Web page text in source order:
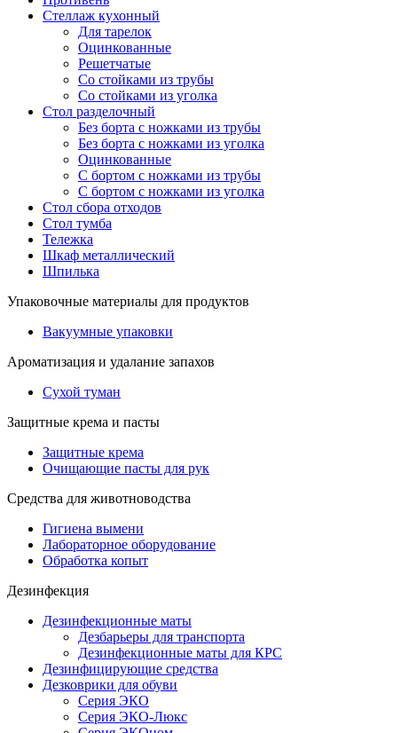
Стеллаж кухонный
Для тарелок
Оцинкованные
Решетчатые
Со стойками из трубы
Со стойками из уголка
Стол разделочный
Без борта с ножками из трубы
Без борта с ножками из уголка
Оцинкованные
С бортом с ножками из трубы
С бортом с ножками из уголка
Стол сбора отходов
Стол тумба
Тележка
Шкаф металлический
Шпилька
Упаковочные материалы для продуктов
Вакуумные упаковки
Ароматизация и удалание запахов
Сухой туман
Защитные крема и пасты
Защитные крема
Очищающие пасты для рук
Средства для животноводства
Гигиена вымени
Лабораторное оборудование
Обработка копыт
Дезинфекция
Дезинфекционные маты
Дезбарьеры для транспорта
Дезинфекционные маты для КРС
Дезинфицирующие средства
Дезковрики для обуви
Серия ЭКО
Серия ЭКО-Люкс